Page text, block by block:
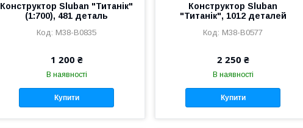
Конструктор Sluban "Титанік"
(1:700), 481 деталь
M38-B0835
1 200 ₴
В наявності
Купити
Конструктор Sluban
"Титанік", 1012 деталей
M38-B0577
2 250 ₴
В наявності
Купити